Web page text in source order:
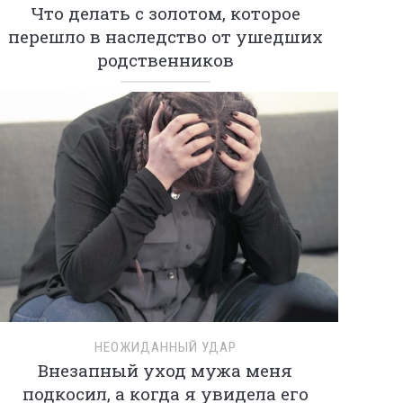
Что делать с золотом, которое
перешло в наследство от ушедших
родственников
НЕОЖИДАННЫЙ УДАР
Внезапный уход мужа меня
подкосил, а когда я увидела его